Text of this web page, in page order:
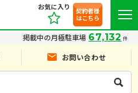
お気に入り
契約者様
はこちら
掲載中の月極駐車場 67,132 件
お問い合わせ